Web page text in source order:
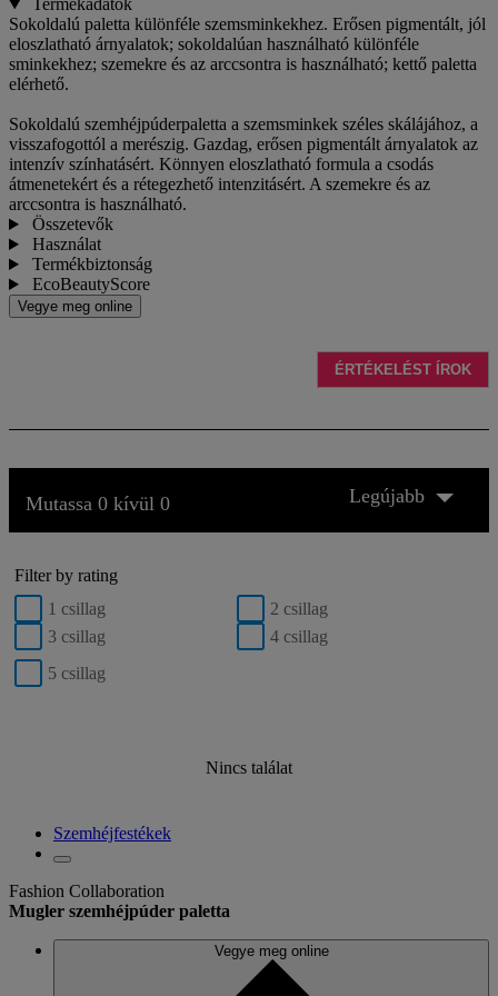
Termékadatok
Sokoldalú paletta különféle szemsminkekhez. Erősen pigmentált, jól
eloszlatható árnyalatok; sokoldalúan használható különféle
sminkekhez; szemekre és az arccsontra is használható; kettő paletta
elérhető.
Sokoldalú szemhéjpúderpaletta a szemsminkek széles skálájához, a
visszafogottól a merészig. Gazdag, erősen pigmentált árnyalatok az
intenzív színhatásért. Könnyen eloszlatható formula a csodás
átmenetekért és a rétegezhető intenzitásért. A szemekre és az
arccsontra is használható.
Összetevők
Használat
Termékbiztonság
EcoBeautyScore
Vegye meg online
ÉRTÉKELÉST ÍROK
Mutassa 0 kívül 0 Legújabb
Filter by rating
1 csillag
2 csillag
3 csillag
4 csillag
5 csillag
Nincs találat
Szemhéjfestékek
Fashion Collaboration
Mugler szemhéjpúder paletta
Vegye meg online